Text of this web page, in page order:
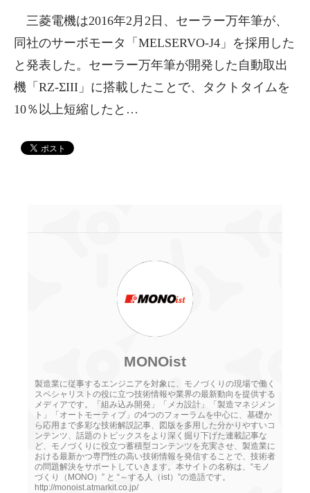
三菱電機は2016年2月2日、セーラー万年筆が、
同社のサーボモータ「MELSERVO-J4」を採用した
と発表した。セーラー万年筆が開発した自動取出
機「RZ-ΣIII」に搭載したことで、タクトタイムを
10％以上短縮したと…
MONOist
製造業に従事するエンジニアを対象に、モノづくりの現場で働く
スペシャリストの役に立つ技術情報や業界の最新動向を提供する
メディアです。「組み込み開発」「メカ設計」「製造マネジメン
ト」「オートモーティブ」の4つのフォーラムを中心に、基礎か
ら応用まで多彩な技術解説記事、図版を多用した分かりやすいコ
ンテンツ、話題のトピックスをより深く掘り下げた連載記事な
ど、モノづくりに役立つ蓄積型コンテンツを充実させ、製造業に
おける最新かつ専門性の高い技術情報を発信することで、技術者
の問題解決をサポートしていきます。本サイトの名称は、“モノ
づくり（MONO）” と “～する人（ist）”の造語です。
http://monoist.atmarkit.co.jp/